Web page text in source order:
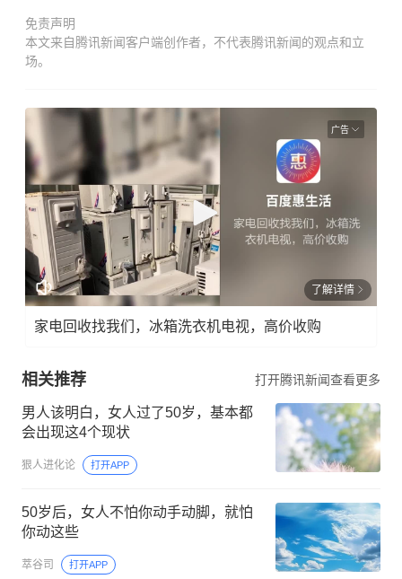
免责声明
本文来自腾讯新闻客户端创作者，不代表腾讯新闻的观点和立
场。
广告
了解详情
家电回收找我们，冰箱洗衣机电视，高价收购
相关推荐 打开腾讯新闻查看更多
男人该明白，女人过了50岁，基本都
会出现这4个现状
狠人进化论 打开APP
50岁后，女人不怕你动手动脚，就怕
你动这些
萃谷司 打开APP